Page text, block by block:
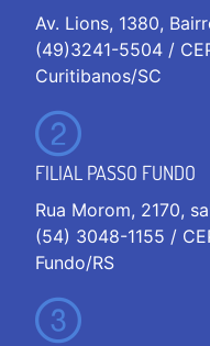
Av. Lions, 1380,
(49)3241-5504 /
Curitibanos/SC
FILIAL PASSO FUNDO
Rua Morom, 2170,
(54) 3048-1155 /
Fundo/RS